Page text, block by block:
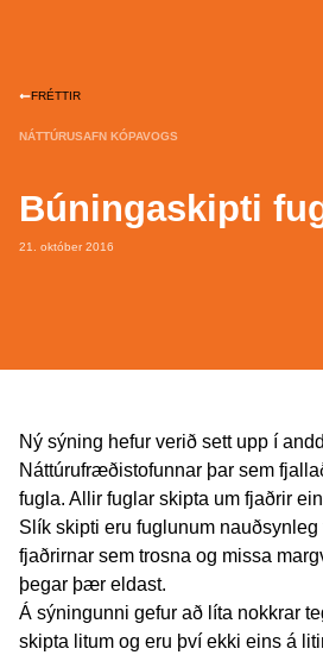
FRÉTTIR
NÁTTÚRUSAFN KÓPAVOGS
Búningaskipti
21. október 2016
Ný sýning hefur verið sett upp í
Náttúrufræðistofunnar þar sem
fugla. Allir fuglar skipta um fjaðrir
Slík skipti eru fuglunum
fjaðrirnar sem trosna og missa
þegar þær eldast.
Á sýningunni gefur að líta nokkrar
skipta litum og eru því ekki eins á